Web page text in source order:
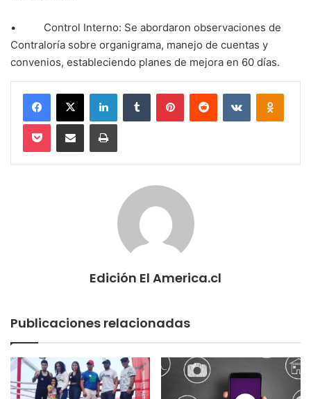
• Control Interno: Se abordaron observaciones de
Contraloría sobre organigrama, manejo de cuentas y
convenios, estableciendo planes de mejora en 60 días.
Facebook
X LinkedInTumblr PinterestReddit VKontakte
Pocket Compartir via email Imprimir
Edición El America.cl
Publicaciones relacionadas